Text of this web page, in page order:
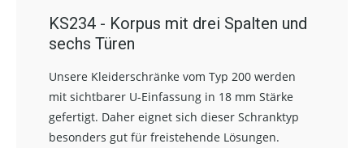
KS234 - Korpus mit drei Spalten und
sechs Türen
Unsere Kleiderschränke vom Typ 200 werden
mit sichtbarer U-Einfassung in 18 mm Stärke
gefertigt. Daher eignet sich dieser Schranktyp
besonders gut für freistehende Lösungen.